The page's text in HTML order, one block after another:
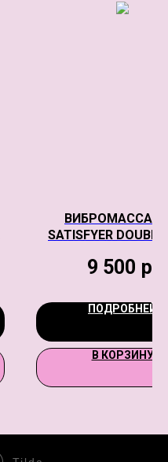
SATISFYER DOUBLE
СИЛИКОН
9 500 р.
ПОДРОБНЕЙ
В КОРЗИНУ